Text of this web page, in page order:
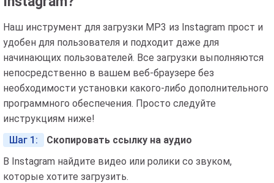
Наш инструмент для загрузки MP3 из Instagram прост и
удобен для пользователя и подходит даже для
начинающих пользователей. Все загрузки выполняются
непосредственно в вашем веб-браузере без
необходимости установки какого-либо дополнительного
программного обеспечения. Просто следуйте
инструкциям ниже!
Шаг 1:
Скопировать ссылку на аудио
В Instagram найдите видео или ролики со звуком,
которые хотите загрузить.